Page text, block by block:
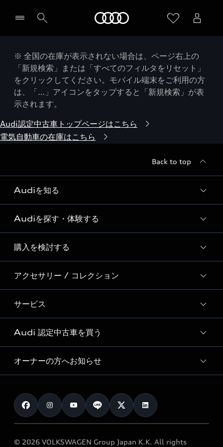
※ 全国の在庫が表示されない場合は、ページ右上の
「新規検索」または「すべてのフィルタをリセット」
をクリックしてください。モバイル端末をご利用の方
は、「…」アイコンをタップすると「新規検索」が表
示されます。
Audi認定中古車トップページはこちら
電気自動車の在庫はこちら
Back to top
Audiを知る
Audi ブランド
Story of Progress
Audi Sport
Formula 1®
デジタルサービス
Audiを探す・体験する
ディーラー検索
新車在庫検索
試乗車・展示車検索
見積り依頼
試乗予約
購入を検討する
モデル一覧
特別仕様モデル / 限定モデル
e-tronラインアップ
価格シミュレーション
車両比較
カタログ一覧
アクセサリー / コレクション
純正アクセサリー
オンラインショップ
Audi collection
アウディナビアプリ
サービス
サービス入庫予約
サービスプログラム
メンテナンス
車検 / 定期点検
e-tronアフターサポート
Audi 認定中古車を買う
Audi認定中古車
クオリティ
保証
メンテナンス
オーナーの方へお知らせ
お知らせ
オーナー様向けキャンペーン
© 2026 VOLKSWAGEN Group Japan K.K. All rights